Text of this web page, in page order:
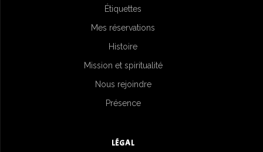
Étiquettes
Mes réservations
Histoire
Mission et spiritualité
Nous rejoindre
Présence
LÉGAL